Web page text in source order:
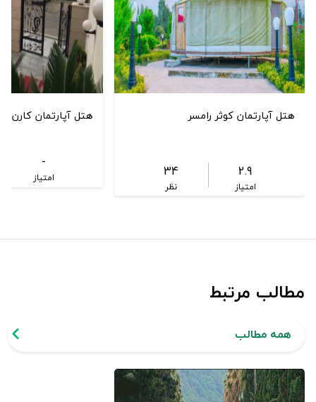
هتل آپارتمان کوثر رامسر
2.9
امتیاز
34
نظر
هتل آپارتمان کارن
-
امتیاز
مطالب مرتبط
همه مطالب